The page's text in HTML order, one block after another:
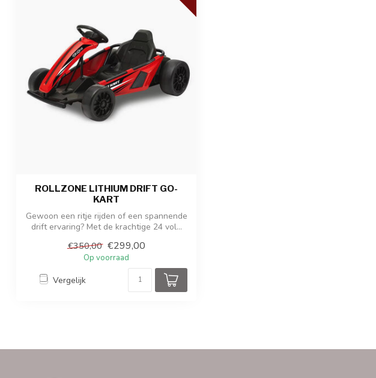
Afmetingen verpakking
Gewicht product / verpakking
ROLLZONE LITHIUM DRIFT GO-
KART
Gewoon een ritje rijden of een spannende
drift ervaring? Met de krachtige 24 vol...
€350,00 €299,00
Op voorraad
Vergelijk